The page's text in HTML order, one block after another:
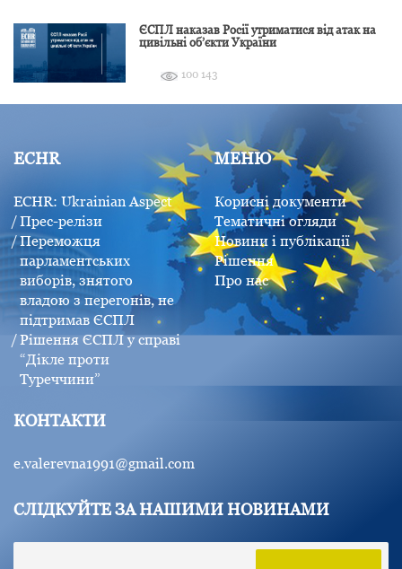
ЄСПЛ наказав Росії утриматися від атак на
цивільні об’єкти України
100 143
ECHR
ECHR: Ukrainian Aspect
Прес-релізи
Переможця
парламентських
виборів, знятого
владою з перегонів, не
підтримав ЄСПЛ
Рішення ЄСПЛ у справі
“Дікле проти
Туреччини”
МЕНЮ
Корисні документи
Тематичні огляди
Новини і публікації
Рішення
Про нас
КОНТАКТИ
e.valerevna1991@gmail.com
СЛІДКУЙТЕ ЗА НАШИМИ НОВИНАМИ